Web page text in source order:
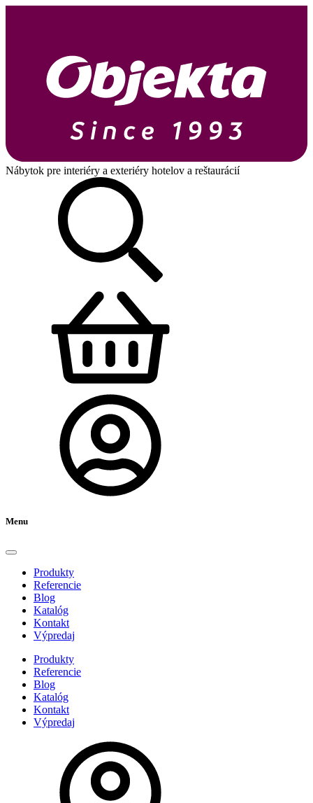
Nábytok pre interiéry a exteriéry hotelov a reštaurácií
Menu
Produkty
Referencie
Blog
Katalóg
Kontakt
Výpredaj
Produkty
Referencie
Blog
Katalóg
Kontakt
Výpredaj